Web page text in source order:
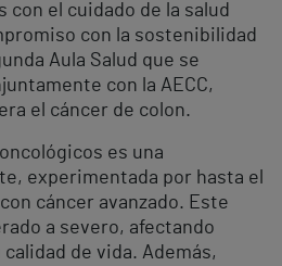
con el cuidado de la salud
con la sostenibilidad
Aula Salud que se
con la AECC,
el cáncer de colon.
es una
experimentada por hasta el
cáncer avanzado. Este
a severo, afectando
de vida. Además,